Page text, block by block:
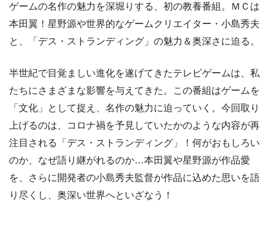
ゲームの名作の魅力を深堀りする、初の教養番組。ＭＣは
本田翼！星野源や世界的なゲームクリエイター・小島秀夫
と、「デス・ストランディング」の魅力＆奥深さに迫る。
半世紀で目覚ましい進化を遂げてきたテレビゲームは、私
たちにさまざまな影響を与えてきた。この番組はゲームを
「文化」として捉え、名作の魅力に迫っていく。今回取り
上げるのは、コロナ禍を予見していたかのような内容が再
注目される「デス・ストランディング」！何がおもしろい
のか、なぜ語り継がれるのか…本田翼や星野源が作品愛
を、さらに開発者の小島秀夫監督が作品に込めた思いを語
り尽くし、奥深い世界へといざなう！